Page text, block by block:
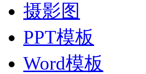
摄影图
PPT模板
Word模板